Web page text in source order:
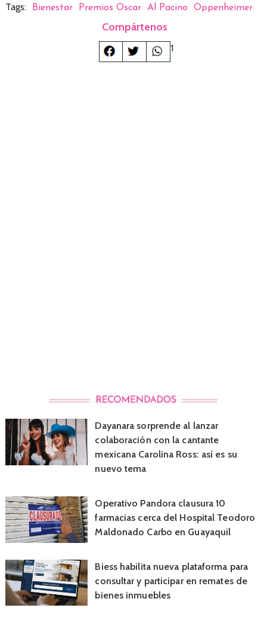
Tags: Bienestar Premios Oscar Al Pacino Oppenheimer
Compártenos
1
Dayanara sorprende al lanzar
colaboración con la cantante
mexicana Carolina Ross: así es su
nuevo tema
Operativo Pandora clausura 10
farmacias cerca del Hospital Teodoro
Maldonado Carbo en Guayaquil
Biess habilita nueva plataforma para
consultar y participar en remates de
bienes inmuebles